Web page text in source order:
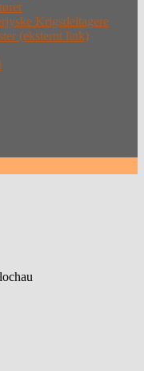
Krigsdeltagere
(eksternt link)